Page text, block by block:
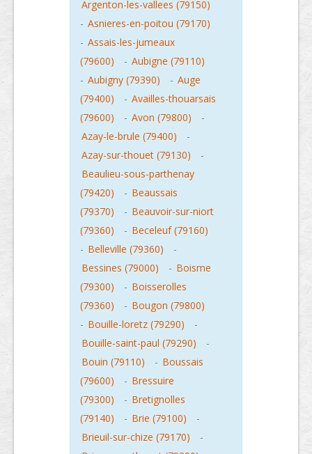
Argenton-les-vallees (79150)
- Asnieres-en-poitou (79170)
- Assais-les-jumeaux
(79600)
- Aubigne (79110)
- Aubigny (79390) - Auge
(79400)
- Availles-thouarsais
(79600)
- Avon (79800)
-
Azay-le-brule (79400)
-
Azay-sur-thouet (79130)
-
Beaulieu-sous-parthenay
(79420)
- Beaussais
(79370)
- Beauvoir-sur-niort
(79360)
- Beceleuf (79160)
- Belleville (79360)
-
Bessines (79000)
- Boisme
(79300)
- Boisserolles
(79360)
- Bougon (79800)
- Bouille-loretz (79290)
-
Bouille-saint-paul (79290)
-
Bouin (79110)
- Boussais
(79600)
- Bressuire
(79300)
- Bretignolles
(79140)
- Brie (79100)
-
Brieuil-sur-chize (79170)
-